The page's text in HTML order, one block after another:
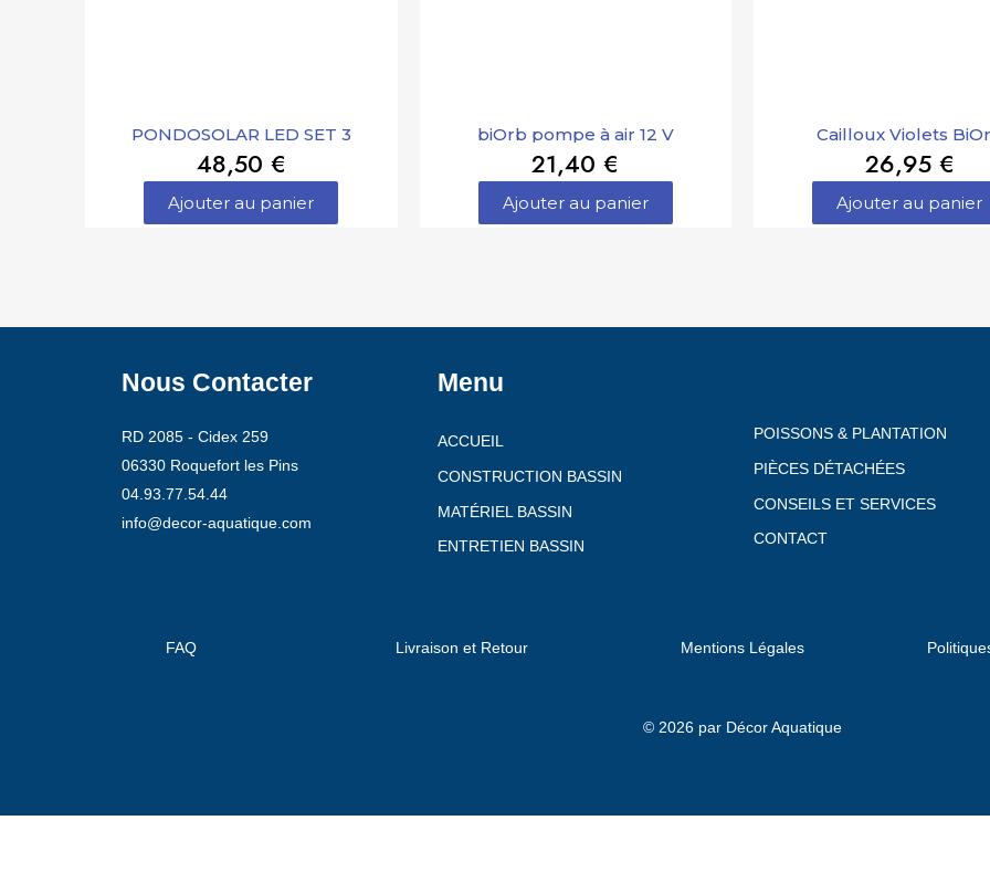
PONDOSOLAR LED SET 3
48,50 €
Ajouter au panier
biOrb pompe à air 12 V
21,40 €
Ajouter au panier
Cailloux Violets
26,95 €
Ajouter au panier
Nous Contacter
RD 2085 - Cidex 259
06330 Roquefort les Pins
04.93.77.54.44
info@decor-aquatique.com
Menu
ACCUEIL
CONSTRUCTION BASSIN
MATÉRIEL BASSIN
ENTRETIEN BASSIN
POISSONS & PLANTATION
PIÈCES DÉTACHÉES
CONSEILS ET SERVICES
CONTACT
FAQ Livraison et Retour Mentions Légales
© 2026 par Décor Aquatique